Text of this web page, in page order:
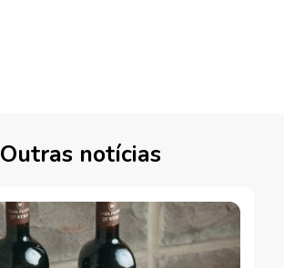
Outras notícias